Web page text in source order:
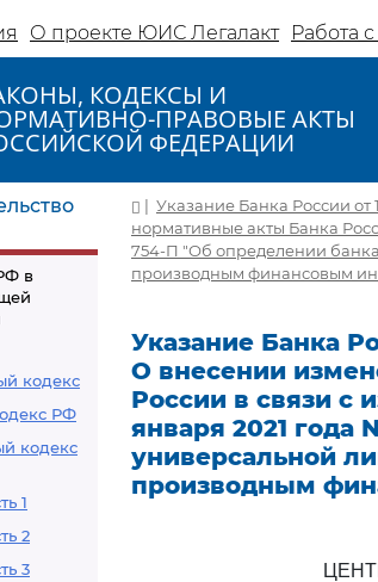
О проекте ЮИС Легалакт Работа
КОДЕКСЫ И
ПРАВОВЫЕ АКТЫ
ФЕДЕРАЦИИ
в
кодекс
РФ
кодекс
1
2
3
| Указание Банка России от
нормативные акты Банка
754-П "Об определении
производным финансовым
Указание Банка
О внесении
России в связи с
января 2021 года
универсальной
производным